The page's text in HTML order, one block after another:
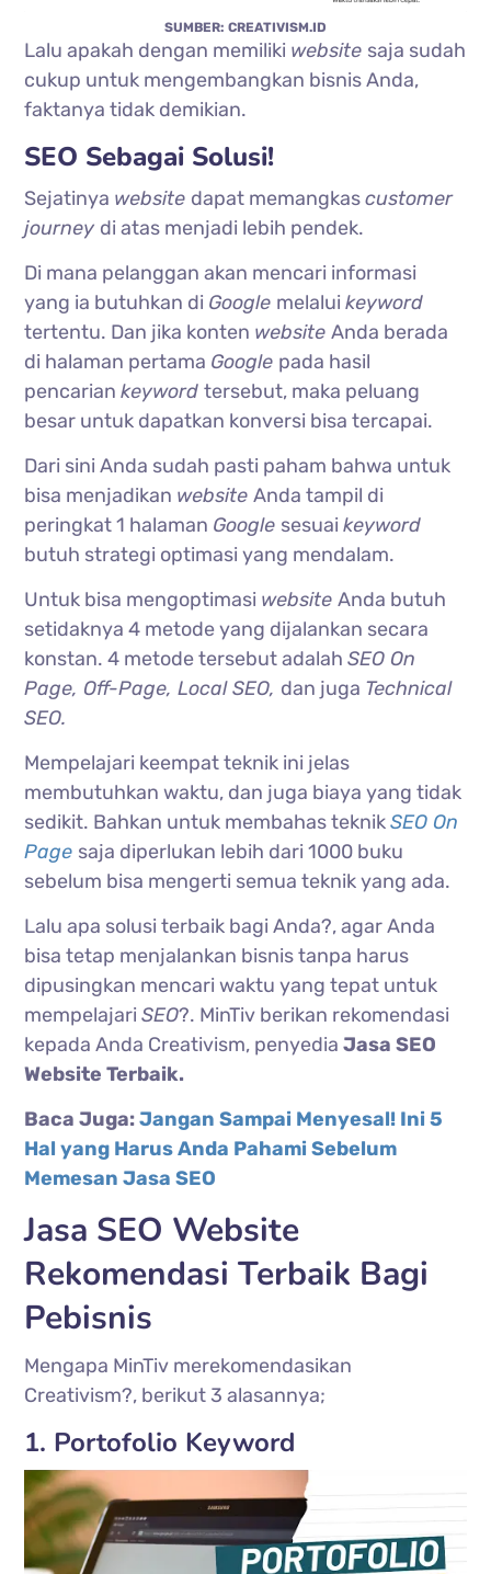
SUMBER: CREATIVISM.ID
Lalu apakah dengan memiliki website saja sudah
cukup untuk mengembangkan bisnis Anda,
faktanya tidak demikian.
SEO Sebagai Solusi!
Sejatinya website dapat memangkascustomer
journey di atas menjadi lebih pendek.
Di mana pelanggan akan mencari informasi
yang ia butuhkan di Google melaluikeyword
tertentu. Dan jika konten websiteAnda berada
di halaman pertama Google pada hasil
pencariankeywordtersebut, maka peluang
besar untuk dapatkan konversi bisa tercapai.
Dari sini Anda sudah pasti paham bahwa untuk
bisa menjadikan websiteAnda tampil di
peringkat 1 halaman Google sesuaikeyword
butuh strategi optimasi yang mendalam.
Untuk bisa mengoptimasi websiteAnda butuh
setidaknya 4 metode yang dijalankan secara
konstan. 4 metode tersebut adalahSEO On
Page, Off-Page, Local SEO, dan juga Technical
SEO.
Mempelajari keempat teknik ini jelas
membutuhkan waktu, dan juga biaya yang tidak
sedikit. Bahkan untuk membahas teknikSEO On
Page saja diperlukan lebih dari 1000 buku
sebelum bisa mengerti semua teknik yang ada.
Lalu apa solusi terbaik bagi Anda?, agar Anda
bisa tetap menjalankan bisnis tanpa harus
dipusingkan mencari waktu yang tepat untuk
mempelajariSEO?. MinTiv berikan rekomendasi
kepada Anda Creativism, penyediaJasa SEO
Website Terbaik.
Baca Juga:Jangan Sampai Menyesal! Ini 5
Hal yang Harus Anda Pahami Sebelum
Memesan Jasa SEO
Jasa SEO Website
Rekomendasi Terbaik Bagi
Pebisnis
Mengapa MinTiv merekomendasikan
Creativism?, berikut 3 alasannya;
1. Portofolio Keyword